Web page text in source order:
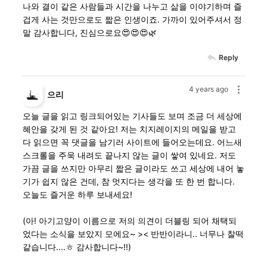
나와 결이 같은 사람들과 시간을 나누고 삶을 이야기하며 즐
겁게 사는 것만으로도 짧은 인생이죠. 가까이 있어주셔서 정
말 감사합니다, 진심으로요😍😍😍🌿
Reply
4 years ago
으리
오늘 글을 읽고 링크되어있는 기사들도 보며 조금 더 세상에
혜안을 갖게 된 것 같아요! 저는 치지레이지의 메일을 받고
다 읽으면 꼭 댓글을 남기러 사이트에 들어오는데요. 어느새
스크롤을 주욱 내려도 끝나지 않는 글이 쌓여 있네요. 저도
가끔 글을 쓰지만 아무리 짧은 글이라도 쓰고 세상에 내어 놓
기가 쉽지 않은 건데, 참 멋지다는 생각을 또 한 번 합니다.
오늘도 즐거운 하루 보내세요!
(아! 아기고양이 이름으로 저의 의견이 더블링 되어 채택되
었다는 소식을 보았지 모에요~ >< 반반이라니.. 너무나 찰떡
같습니다....ㅎ 감사합니다~!!)